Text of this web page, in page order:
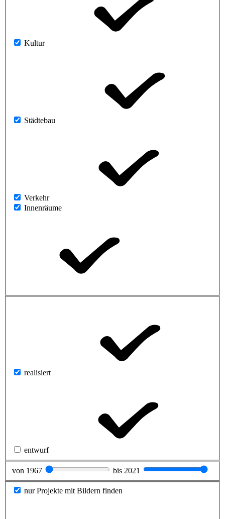
Kultur
Städtebau
Verkehr
Innenräume
realisiert
entwurf
von 1967 bis 2021
nur Projekte mit Bildern finden